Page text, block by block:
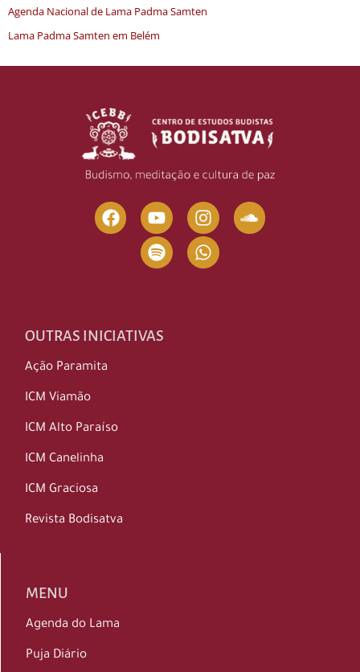
Agenda Nacional de Lama Padma Samten
Lama Padma Samten em Belém
OUTRAS INICIATIVAS
Ação Paramita
ICM Viamão
ICM Alto Paraíso
ICM Canelinha
ICM Graciosa
Revista Bodisatva
MENU
Agenda do Lama
Puja Diário